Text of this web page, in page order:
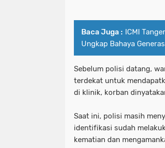
Baca Juga : ICMI
Ungkap Bahaya
Sebelum polisi datang,
terdekat untuk
di klinik, korban
Saat ini, polisi masih
identifikasi sudah
kematian dan